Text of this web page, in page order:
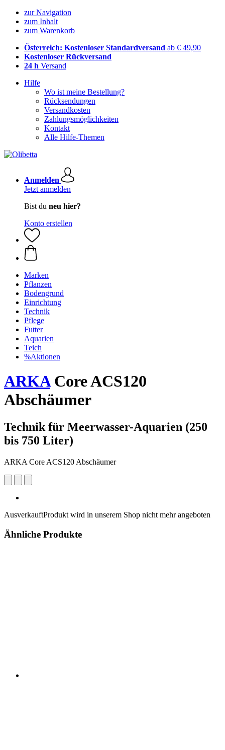
zur Navigation
zum Inhalt
zum Warenkorb
Österreich: Kostenloser Standardversand ab € 49,90
Kostenloser Rückversand
24 h Versand
Hilfe
Wo ist meine Bestellung?
Rücksendungen
Versandkosten
Zahlungsmöglichkeiten
Kontakt
Alle Hilfe-Themen
Anmelden
Jetzt anmelden
Bist du neu hier?
Konto erstellen
Marken
Pflanzen
Bodengrund
Einrichtung
Technik
Pflege
Futter
Aquarien
Teich
%Aktionen
ARKACore ACS120
Abschäumer
Technik für Meerwasser-Aquarien (250
bis 750 Liter)
ARKA Core ACS120 Abschäumer
AusverkauftProdukt wird in unserem Shop nicht mehr angeboten
Ähnliche Produkte